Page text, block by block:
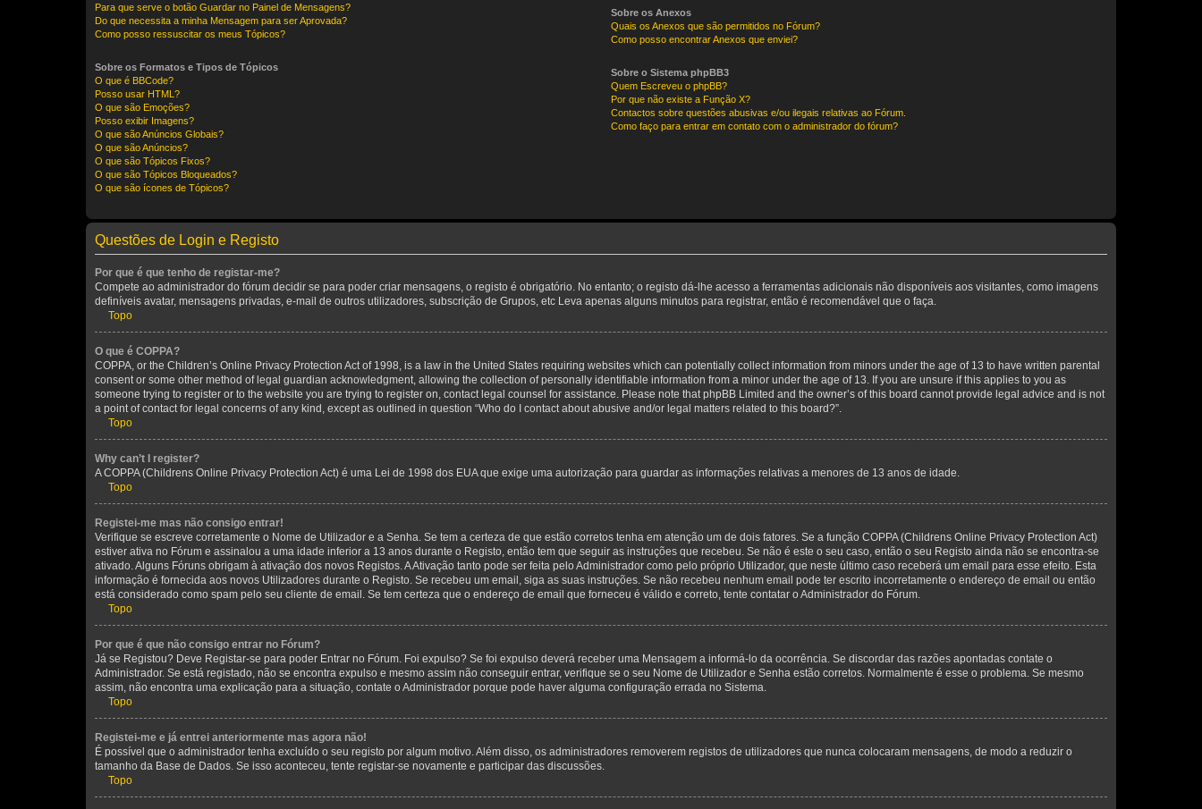
Para que serve o botão Guardar no Painel de Mensagens?
Do que necessita a minha Mensagem para ser Aprovada?
Como posso ressuscitar os meus Tópicos?
Sobre os Formatos e Tipos de Tópicos
O que é BBCode?
Posso usar HTML?
O que são Emoções?
Posso exibir Imagens?
O que são Anúncios Globais?
O que são Anúncios?
O que são Tópicos Fixos?
O que são Tópicos Bloqueados?
O que são ícones de Tópicos?
Sobre os Anexos
Quais os Anexos que são permitidos no Fórum?
Como posso encontrar Anexos que enviei?
Sobre o Sistema phpBB3
Quem Escreveu o phpBB?
Por que não existe a Função X?
Contactos sobre questões abusivas e/ou ilegais relativas ao Fórum.
Como faço para entrar em contato com o administrador do fórum?
Questões de Login e Registo
Por que é que tenho de registar-me?
Compete ao administrador do fórum decidir se para poder criar mensagens, o registo é obrigatório. No entanto; o registo dá-lhe acesso a ferramentas adicionais não disponíveis aos visitantes, como imagens
definíveis avatar, mensagens privadas, e-mail de outros utilizadores, subscrição de Grupos, etc Leva apenas alguns minutos para registrar, então é recomendável que o faça.
Topo
O que é COPPA?
COPPA, or the Children’s Online Privacy Protection Act of 1998, is a law in the United States requiring websites which can potentially collect information from minors under the age of 13 to have written parental
consent or some other method of legal guardian acknowledgment, allowing the collection of personally identifiable information from a minor under the age of 13. If you are unsure if this applies to you as
someone trying to register or to the website you are trying to register on, contact legal counsel for assistance. Please note that phpBB Limited and the owner’s of this board cannot provide legal advice and is not
a point of contact for legal concerns of any kind, except as outlined in question “Who do I contact about abusive and/or legal matters related to this board?”.
Topo
Why can’t I register?
A COPPA (Childrens Online Privacy Protection Act) é uma Lei de 1998 dos EUA que exige uma autorização para guardar as informações relativas a menores de 13 anos de idade.
Topo
Registei-me mas não consigo entrar!
Verifique se escreve corretamente o Nome de Utilizador e a Senha. Se tem a certeza de que estão corretos tenha em atenção um de dois fatores. Se a função COPPA (Childrens Online Privacy Protection Act)
estiver ativa no Fórum e assinalou a uma idade inferior a 13 anos durante o Registo, então tem que seguir as instruções que recebeu. Se não é este o seu caso, então o seu Registo ainda não se encontra-se
ativado. Alguns Fóruns obrigam à ativação dos novos Registos. A Ativação tanto pode ser feita pelo Administrador como pelo próprio Utilizador, que neste último caso receberá um email para esse efeito. Esta
informação é fornecida aos novos Utilizadores durante o Registo. Se recebeu um email, siga as suas instruções. Se não recebeu nenhum email pode ter escrito incorretamente o endereço de email ou então
está considerado como spam pelo seu cliente de email. Se tem certeza que o endereço de email que forneceu é válido e correto, tente contatar o Administrador do Fórum.
Topo
Por que é que não consigo entrar no Fórum?
Já se Registou? Deve Registar-se para poder Entrar no Fórum. Foi expulso? Se foi expulso deverá receber uma Mensagem a informá-lo da ocorrência. Se discordar das razões apontadas contate o
Administrador. Se está registado, não se encontra expulso e mesmo assim não conseguir entrar, verifique se o seu Nome de Utilizador e Senha estão corretos. Normalmente é esse o problema. Se mesmo
assim, não encontra uma explicação para a situação, contate o Administrador porque pode haver alguma configuração errada no Sistema.
Topo
Registei-me e já entrei anteriormente mas agora não!
É possível que o administrador tenha excluído o seu registo por algum motivo. Além disso, os administradores removerem registos de utilizadores que nunca colocaram mensagens, de modo a reduzir o
tamanho da Base de Dados. Se isso aconteceu, tente registar-se novamente e participar das discussões.
Topo